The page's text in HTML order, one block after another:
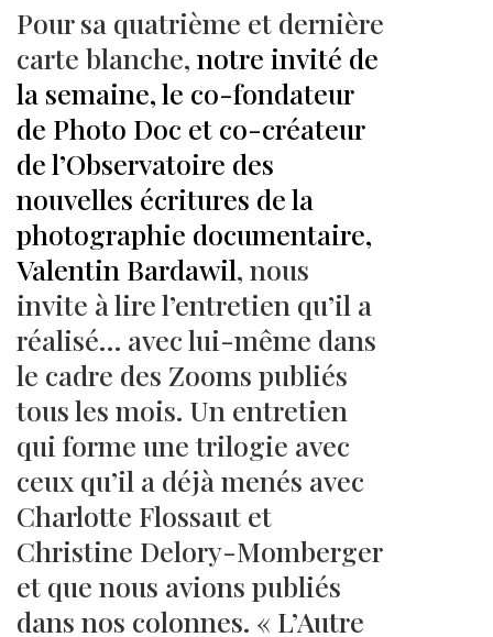
Pour sa quatrième et dernière
carte blanche, notre invité de
la semaine, le co-fondateur
de Photo Doc et co-créateur
de l’Observatoire des
nouvelles écritures de la
photographie documentaire,
Valentin Bardawil, nous
invite à lire l’entretien qu’il a
réalisé… avec lui-même dans
le cadre des Zooms publiés
tous les mois. Un entretien
qui forme une trilogie avec
ceux qu’il a déjà menés avec
Charlotte Flossaut et
Christine Delory-Momberger
et que nous avions publiés
dans nos colonnes. « L’Autre